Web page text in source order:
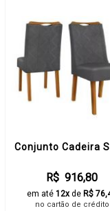
Conjunto Cadeira
R$ 916,80
em até 12xde R$
no cartão de crédito